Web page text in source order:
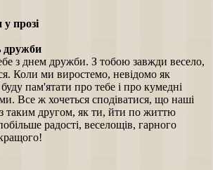
прозі
дружби
з днем дружби. З тобою завжди весело,
Коли ми виростемо, невідомо як
пам'ятати про тебе і про кумедні
Все ж хочеться сподіватися, що наші
таким другом, як ти, йти по життю
радості, веселощів, гарного